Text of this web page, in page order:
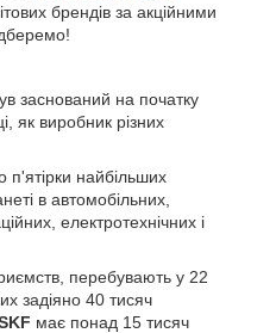
брендів за акційними
заснований на початку
як виробник різних
п'ятірки найбільших
в автомобільних,
електротехнічних і
перебувають у 22
задіяно 40 тисяч
має понад 15 тисяч